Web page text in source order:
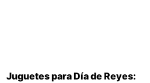
Juguetes para Día de Reyes: